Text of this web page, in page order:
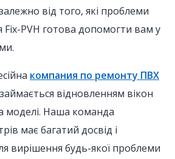
від того, які проблеми
Fix-PVH готова допомогти вам у
компания по ремонту ПВХ
відновленням вікон
моделі. Наша команда
має багатий досвід і
вирішення будь-якої проблеми